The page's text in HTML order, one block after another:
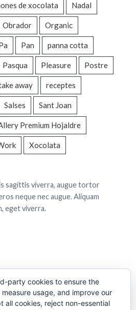
de xocolata Nadal
Obrador Organic
Pan panna cotta
Pasqua Pleasure Postre
away receptes
Salses Sant Joan
Premium Hojaldre
Xocolata
sagittis viverra, augue tortor
neque nec augue. Aliquam
eget viverra.
party cookies to ensure the
usage, and improve our
all cookies, reject non-essential